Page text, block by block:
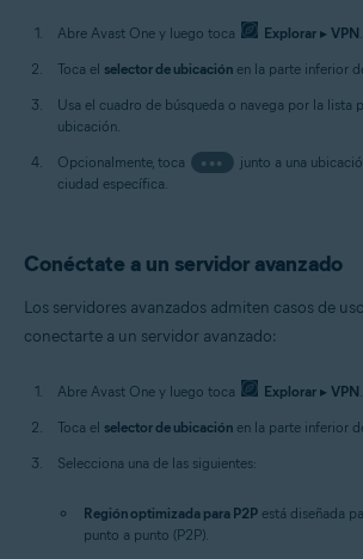
Abre Avast One y luego toca Explorar ▸ VPN.
Toca el selector de ubicación en la parte inferior
Usa el cuadro de búsqueda o navega por la lista
ubicación.
Opcionalmente, toca
•••
junto a una
ciudad específica.
Conéctate a un servidor avanzado
Los servidores avanzados admiten casos de
conectarte a un servidor avanzado:
Abre Avast One y luego toca Explorar ▸ VPN.
Toca el selector de ubicación en la parte inferior
Selecciona una de las siguientes:
Región optimizada para P2P está diseñada
punto a punto (P2P).